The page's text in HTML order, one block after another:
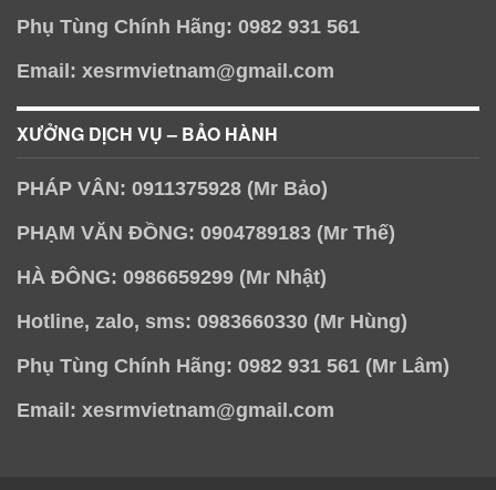
Phụ Tùng Chính Hãng: 0982 931 561
Email: xesrmvietnam@gmail.com
XƯỞNG DỊCH VỤ – BẢO HÀNH
PHÁP VÂN: 0911375928 (Mr Bảo)
PHẠM VĂN ĐỒNG: 0904789183 (Mr Thế)
HÀ ĐÔNG: 0986659299 (Mr Nhật)
Hotline, zalo, sms: 0983660330 (Mr Hùng)
Phụ Tùng Chính Hãng: 0982 931 561 (Mr Lâm)
Email: xesrmvietnam@gmail.com